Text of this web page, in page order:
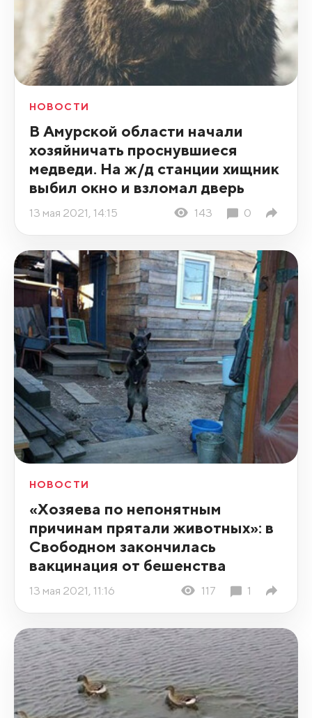
НОВОСТИ
В Амурской области начали
хозяйничать проснувшиеся
медведи. На ж/д станции хищник
выбил окно и взломал дверь
13 мая 2021, 14:15 143 0
НОВОСТИ
«Хозяева по непонятным
причинам прятали животных»: в
Свободном закончилась
вакцинация от бешенства
13 мая 2021, 11:16 117 1